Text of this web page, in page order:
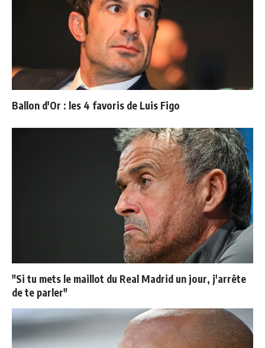
Ballon d'Or : les 4 favoris de Luis Figo
"Si tu mets le maillot du Real Madrid un jour, j'arrête
de te parler"